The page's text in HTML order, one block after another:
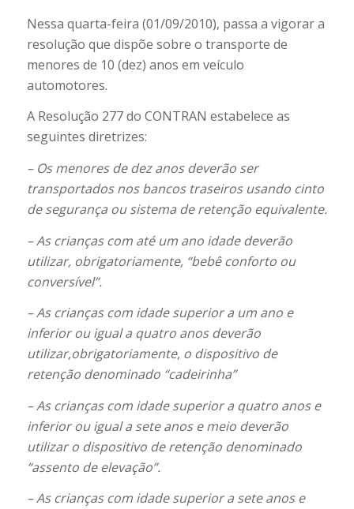
Nessa quarta-feira (01/09/2010), passa a vigorar a
resolução que dispõe sobre o transporte de
menores de 10 (dez) anos em veículo
automotores.
A Resolução 277 do CONTRAN estabelece as
seguintes diretrizes:
– Os menores de dez anos deverão ser
transportados nos bancos traseiros usando cinto
de segurança ou sistema de retenção equivalente.
– As crianças com até um ano idade deverão
utilizar, obrigatoriamente, “bebê conforto ou
conversível”.
– As crianças com idade superior a um ano e
inferior ou igual a quatro anos deverão
utilizar,obrigatoriamente, o dispositivo de
retenção denominado “cadeirinha”
–As crianças com idade superior a quatro anos e
inferior ou igual a sete anos e meio deverão
utilizar o dispositivo de retenção denominado
“assento de elevação”.
– As crianças com idade superior a sete anos e